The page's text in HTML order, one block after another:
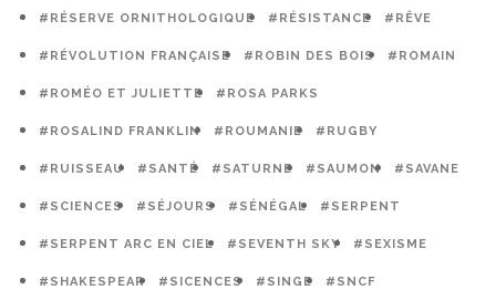
#RÉSERVE ORNITHOLOGIQUE #RÉSISTANCE #RÊVE
#RÉVOLUTION FRANÇAISE #ROBIN DES BOIS #ROMAIN
#ROMÉO ET JULIETTE #ROSA PARKS
#ROSALIND FRANKLIN #ROUMANIE #RUGBY
#RUISSEAU #SANTÉ #SATURNE #SAUMON #SAVANE
#SCIENCES #SÉJOURS #SÉNÉGAL #SERPENT
#SERPENT ARC EN CIEL #SEVENTH SKY #SEXISME
#SHAKESPEAR #SICENCES #SINGE #SNCF